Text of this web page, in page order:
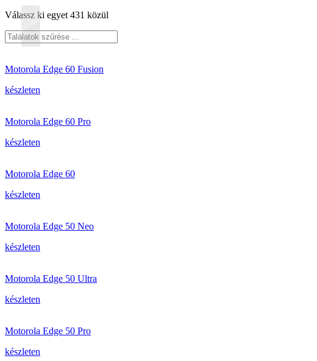
Válassz ki egyet 431 közül
Motorola Edge 60 Fusion
készleten
Motorola Edge 60 Pro
készleten
Motorola Edge 60
készleten
Motorola Edge 50 Neo
készleten
Motorola Edge 50 Ultra
készleten
Motorola Edge 50 Pro
készleten